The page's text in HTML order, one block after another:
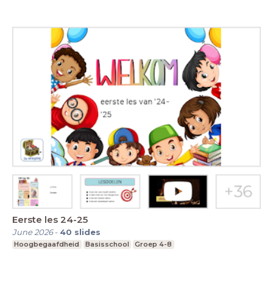
Eerste les 24-25
June 2026- 40 slides
Hoogbegaafdheid Basisschool Groep 4-8